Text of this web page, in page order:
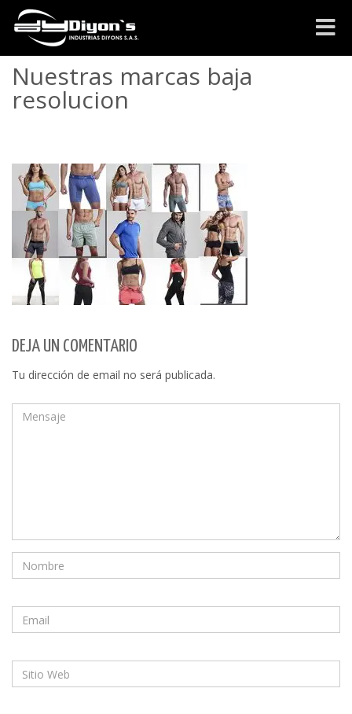
Nuestras marcas baja
resolucion
DEJA UN COMENTARIO
Tu dirección de email no será publicada.